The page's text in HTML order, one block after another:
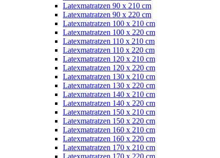
Latexmatratzen 90 x 210 cm
Latexmatratzen 90 x 220 cm
Latexmatratzen 100 x 210 cm
Latexmatratzen 100 x 220 cm
Latexmatratzen 110 x 210 cm
Latexmatratzen 110 x 220 cm
Latexmatratzen 120 x 210 cm
Latexmatratzen 120 x 220 cm
Latexmatratzen 130 x 210 cm
Latexmatratzen 130 x 220 cm
Latexmatratzen 140 x 210 cm
Latexmatratzen 140 x 220 cm
Latexmatratzen 150 x 210 cm
Latexmatratzen 150 x 220 cm
Latexmatratzen 160 x 210 cm
Latexmatratzen 160 x 220 cm
Latexmatratzen 170 x 210 cm
Latexmatratzen 170 x 220 cm